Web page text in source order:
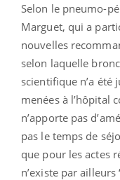
Selon le pneumo-
Marguet, qui a
nouvelles
selon laquelle
scientifique n’a été
menées à l’hôpital
n’apporte pas
pas le temps de
que pour les actes
n’existe par